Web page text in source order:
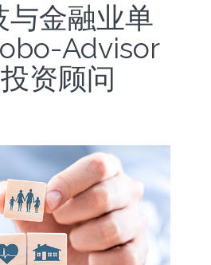
与金融业单
Advisor
资顾问